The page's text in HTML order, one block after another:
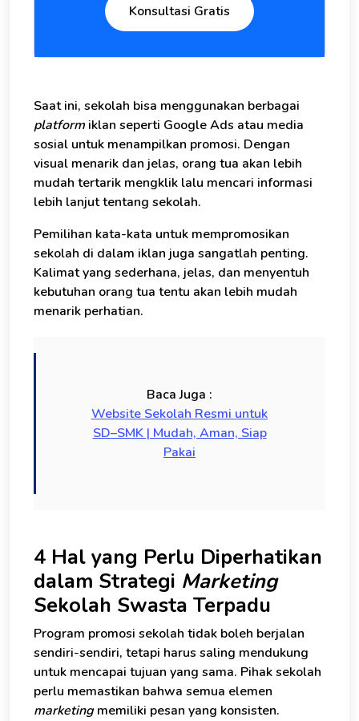
Konsultasi Gratis
Saat ini, sekolah bisa menggunakan berbagai
platform iklan seperti Google Ads atau media
sosial untuk menampilkan promosi. Dengan
visual menarik dan jelas, orang tua akan lebih
mudah tertarik mengklik lalu mencari informasi
lebih lanjut tentang sekolah.
Pemilihan kata-kata untuk mempromosikan
sekolah di dalam iklan juga sangatlah penting.
Kalimat yang sederhana, jelas, dan menyentuh
kebutuhan orang tua tentu akan lebih mudah
menarik perhatian.
Baca Juga :
Website Sekolah Resmi untuk
SD–SMK | Mudah, Aman, Siap
Pakai
4 Hal yang Perlu Diperhatikan
dalam Strategi Marketing
Sekolah Swasta Terpadu
Program promosi sekolah tidak boleh berjalan
sendiri-sendiri, tetapi harus saling mendukung
untuk mencapai tujuan yang sama. Pihak sekolah
perlu memastikan bahwa semua elemen
marketing memiliki pesan yang konsisten.